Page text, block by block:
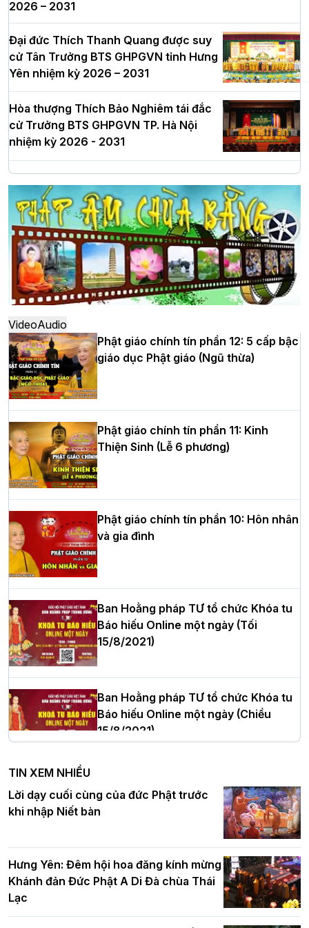
2026 – 2031
Đại đức Thích Thanh Quang được suy
cử Tân Trưởng BTS GHPGVN tỉnh Hưng
Yên nhiệm kỳ 2026 – 2031
Hòa thượng Thích Bảo Nghiêm tái đắc
cử Trưởng BTS GHPGVN TP. Hà Nội
nhiệm kỳ 2026 - 2031
Hà Nội: Long trọng lễ khởi công xây
dựng Trung tâm văn hóa Phật giáo Thủ
đô
Hà Nội: Ngày tu học cuối cùng khép lại
khóa sinh hoạt Phật pháp mùa hè lần
thứ XIV tại chùa Bằng
Học yêu thương trong ngày tu tập thứ
tư của Khóa sinh hoạt Phật pháp mùa
hè tại chùa Bằng
HT.Thích Thọ Lạc được suy cử làm tân
Trưởng BTS GHPGVN tỉnh Nghệ An
Hòa thượng Thích Quảng Tùng tái đắc
cử Trưởng BTS GHPGVN thành phố Hải
Phòng nhiệm kỳ 2026 – 2031
Thượng tọa Thích Tâm Chính được suy
cử tân Trưởng ban Trị sự GHPGVN tỉnh
Hà Nội: Tăng Ni Trường hạ Bồ Đề trang
nghiêm tác pháp Tiền an cư PL.2570 –
DL.2026
Hà Nội
VideoAudio
Phật giáo chính tín phần 12: 5 cấp bậc
giáo dục Phật giáo (Ngũ thừa)
Phật giáo chính tín phần 11: Kinh
Thiện Sinh (Lễ 6 phương)
Phật giáo chính tín phần 10: Hôn nhân
và gia đình
Ban Hoằng pháp TƯ tổ chức Khóa tu
Báo hiếu Online một ngày (Tối
15/8/2021)
Ban Hoằng pháp TƯ tổ chức Khóa tu
Báo hiếu Online một ngày (Chiều
15/8/2021)
Ban Hoằng pháp TƯ tổ chức Khóa tu
Báo hiếu Online một ngày (Sáng
15/8/2021)
Tinh thần yêu nước của Phật giáo
TIN XEM NHIỀU
Lời dạy cuối cùng của đức Phật trước
khi nhập Niết bàn
Hưng Yên: Đêm hội hoa đăng kính mừng
Khánh đản Đức Phật A Di Đà chùa Thái
Lạc